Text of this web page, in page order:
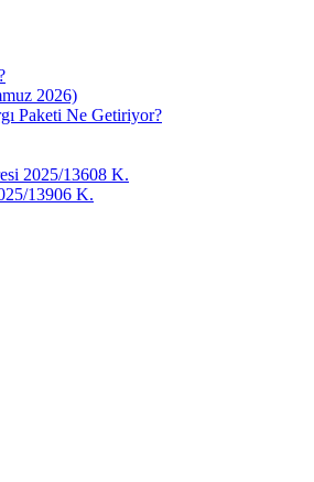
2026)
Paketi Ne Getiriyor?
2025/13608 K.
13906 K.